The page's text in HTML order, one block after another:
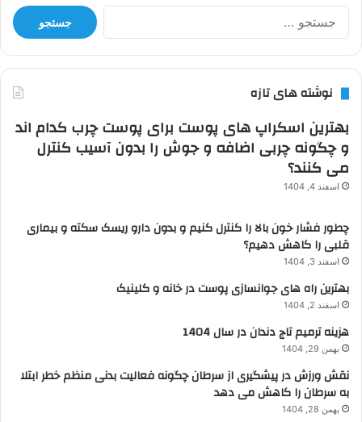
جستجو
برای:
نوشته های تازه
بهترین اسکراپ های پوست برای پوست چرب کدام اند
و چگونه چربی اضافه و جوش را بدون آسیب کنترل
می کنند؟
اسفند 4, 1404
چطور فشار خون بالا را کنترل کنیم و بدون دارو ریسک سکته و بیماری
قلبی را کاهش دهیم؟
اسفند 3, 1404
بهترین راه های جوانسازی پوست در خانه و کلینیک
اسفند 2, 1404
هزینه ترمیم تاج دندان در سال 1404
بهمن 29, 1404
نقش ورزش در پیشگیری از سرطان چگونه فعالیت بدنی منظم خطر ابتلا
به سرطان را کاهش می دهد
بهمن 28, 1404